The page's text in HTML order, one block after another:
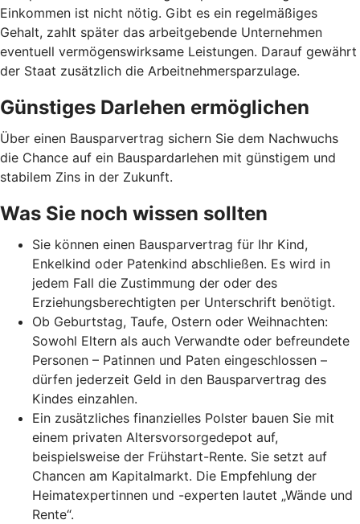
Einkommen ist nicht nötig. Gibt es ein regelmäßiges
Gehalt, zahlt später das arbeitgebende Unternehmen
eventuell vermögenswirksame Leistungen. Darauf gewährt
der Staat zusätzlich die Arbeitnehmer­spar­zulage.
Günstiges Darlehen ermöglichen
Über einen Bausparvertrag sichern Sie dem Nachwuchs
die Chance auf ein Bauspardarlehen mit günstigem und
stabilem Zins in der Zukunft.
Was Sie noch wissen sollten
Sie können einen Bausparvertrag für Ihr Kind,
Enkelkind oder Patenkind abschließen. Es wird in
jedem Fall die Zustimmung der oder des
Erziehungsberechtigten per Unterschrift benötigt.
Ob Geburtstag, Taufe, Ostern oder Weihnachten:
Sowohl Eltern als auch Verwandte oder befreundete
Personen – Patinnen und Paten eingeschlossen –
dürfen jederzeit Geld in den Bausparvertrag des
Kindes einzahlen.
Ein zusätzliches finanzielles Polster bauen Sie mit
einem privaten Altersvorsorgedepot auf,
beispielsweise der Frühstart-Rente. Sie setzt auf
Chancen am Kapitalmarkt. Die Empfehlung der
Heimatexpertinnen und -experten lautet „Wände und
Rente“.